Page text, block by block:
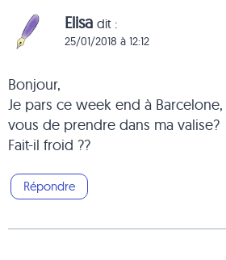
Elisa dit :
25/01/2018 à 12:12
Bonjour,
Je pars ce week end à
vous de prendre dans ma valise?
Fait-il froid ??
Répondre